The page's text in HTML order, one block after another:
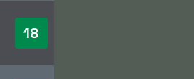
18